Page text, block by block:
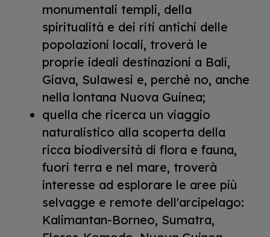
monumentali templi, della
spiritualità e dei riti antichi delle
popolazioni locali, troverà le
proprie ideali destinazioni a Bali,
Giava, Sulawesi e, perchè no, anche
nella lontana Nuova Guinea;
quella che ricerca un viaggio
naturalistico alla scoperta della
ricca biodiversità di flora e fauna,
fuori terra e nel mare, troverà
interesse ad esplorare le aree più
selvagge e remote dell'arcipelago:
Kalimantan-Borneo, Sumatra,